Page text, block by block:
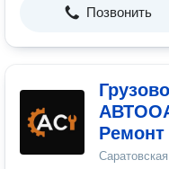
Позвонить
Ремонт